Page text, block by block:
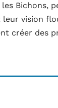
Bichons,
leur vision
créer des